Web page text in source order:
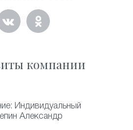
компании
Индивидуальный
Александр